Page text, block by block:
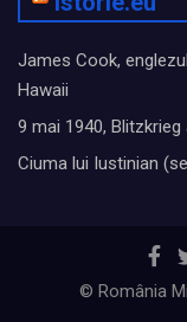
James Cook,
Hawaii
9 mai 1940, Blitzkrieg
Ciuma lui Iustinian
© România